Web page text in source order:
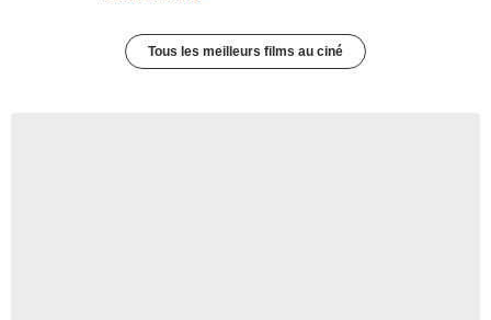
Tous les meilleurs films au ciné